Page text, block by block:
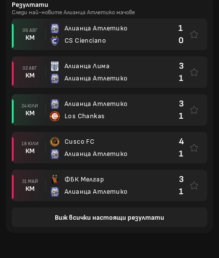
Резултати
Следи най-новите Алианца Атлетико мачове
06 АВГ
КМ
Алианца Атлетико
CS Cienciano
1
0
02 АВГ
КМ
Алианца Лима
Алианца Атлетико
3
1
24 ЮЛИ
КМ
Алианца Атлетико
Los Chankas
3
1
18 ЮЛИ
КМ
Cusco FC
Алианца Атлетико
4
1
31 МАЙ
КМ
ФБК Мелгар
Алианца Атлетико
3
1
Виж всички настоящи резултати